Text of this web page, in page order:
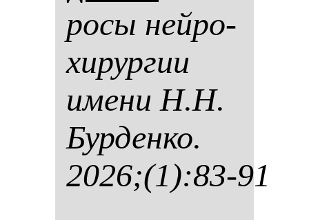
ро­сы ней­ро­
хи­рур­гии
име­ни Н.Н.
Бур­ден­ко.
2026;(1):83-91